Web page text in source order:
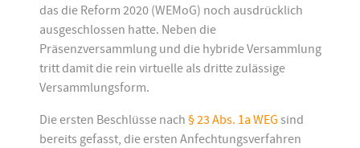
das die Reform 2020 (WEMoG) noch ausdrücklich
ausgeschlossen hatte. Neben die
Präsenzversammlung und die hybride Versammlung
tritt damit die rein virtuelle als dritte zulässige
Versammlungsform.
Die ersten Beschlüsse nach § 23 Abs. 1a WEG sind
bereits gefasst, die ersten Anfechtungsverfahren